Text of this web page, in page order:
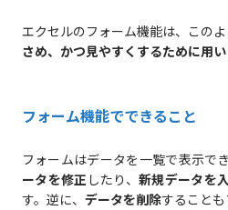
エクセルのフォーム機能は、この
さめ、かつ見やすくするために用い
フォーム機能でできること
フォームはデータを一覧で表示で
ータを修正 したり、 新規データを
す。逆に、 データを削除することも